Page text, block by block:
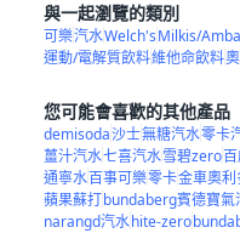
與一起瀏覽的類別
可樂汽水Welch'sMilkis/
運動/電解質飲料維他命飲料
您可能會喜歡的其他產品
demisoda沙士無糖汽水零卡
薑汁汽水七喜汽水雪碧zero
通寧水百事可樂零卡金車奧利
蘋果蘇打bundaberg賓德寶氣
narangd汽水hite-zero